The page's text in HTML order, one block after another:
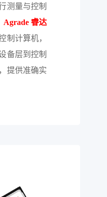
测量与控制
Agrade 睿达
制计算机，
备层到控制
提供准确实